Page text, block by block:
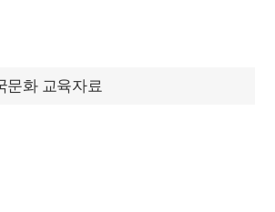
문화 교육자료